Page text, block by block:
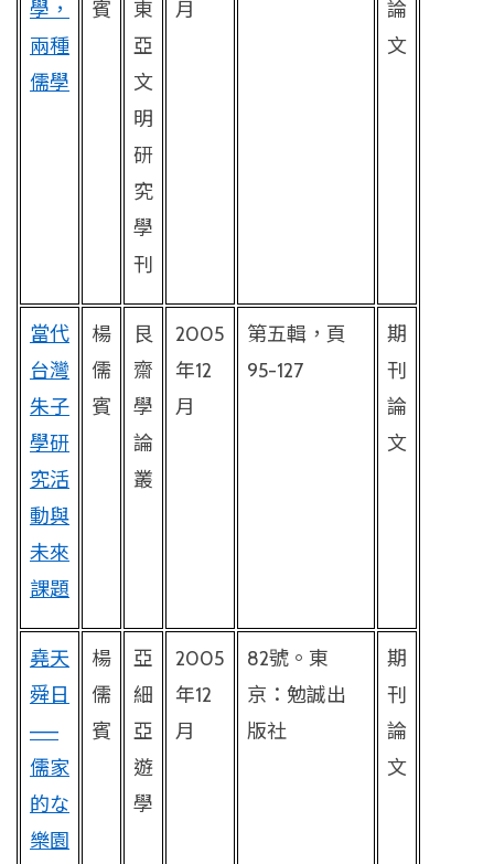
學，
兩種
儒學
賓
東
亞
文
明
研
究
學
刊
月
論
文
當代
台灣
朱子
學研
究活
動與
未來
課題
楊
儒
賓
艮
齋
學
論
叢
2005
年12
月
第五輯，頁
95-127
期
刊
論
文
堯天
舜日
——
儒家
的な
樂園
楊
儒
賓
亞
細
亞
遊
學
2005
年12
月
82號。東
京：勉誠出
版社
期
刊
論
文